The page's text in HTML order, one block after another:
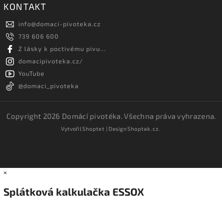
KONTAKT
info@domaci-pivoteka.cz
739 606 600
Z lásky k poctivému pivu...
domacipivoteka.cz/
YouTube
@domaci_pivoteka
Copyright 2026 Domácí pivotéka. Všechna práva vyhrazena.
VytvořilShoptet | DesignShoptak.cz.
×
Splátková kalkulačka ESSOX